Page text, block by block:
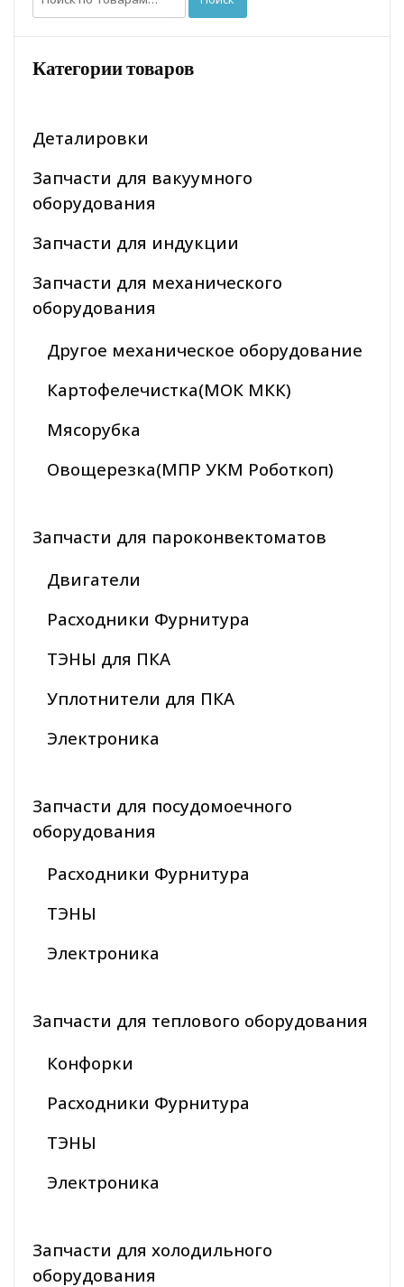
Категории товаров
Деталировки
Запчасти для вакуумного
оборудования
Запчасти для индукции
Запчасти для механического
оборудования
Другое механическое оборудование
Картофелечистка(МОК МКК)
Мясорубка
Овощерезка(МПР УКМ Роботкоп)
Запчасти для пароконвектоматов
Двигатели
Расходники Фурнитура
ТЭНЫ для ПКА
Уплотнители для ПКА
Электроника
Запчасти для посудомоечного
оборудования
Расходники Фурнитура
ТЭНЫ
Электроника
Запчасти для теплового оборудования
Конфорки
Расходники Фурнитура
ТЭНЫ
Электроника
Запчасти для холодильного
оборудования